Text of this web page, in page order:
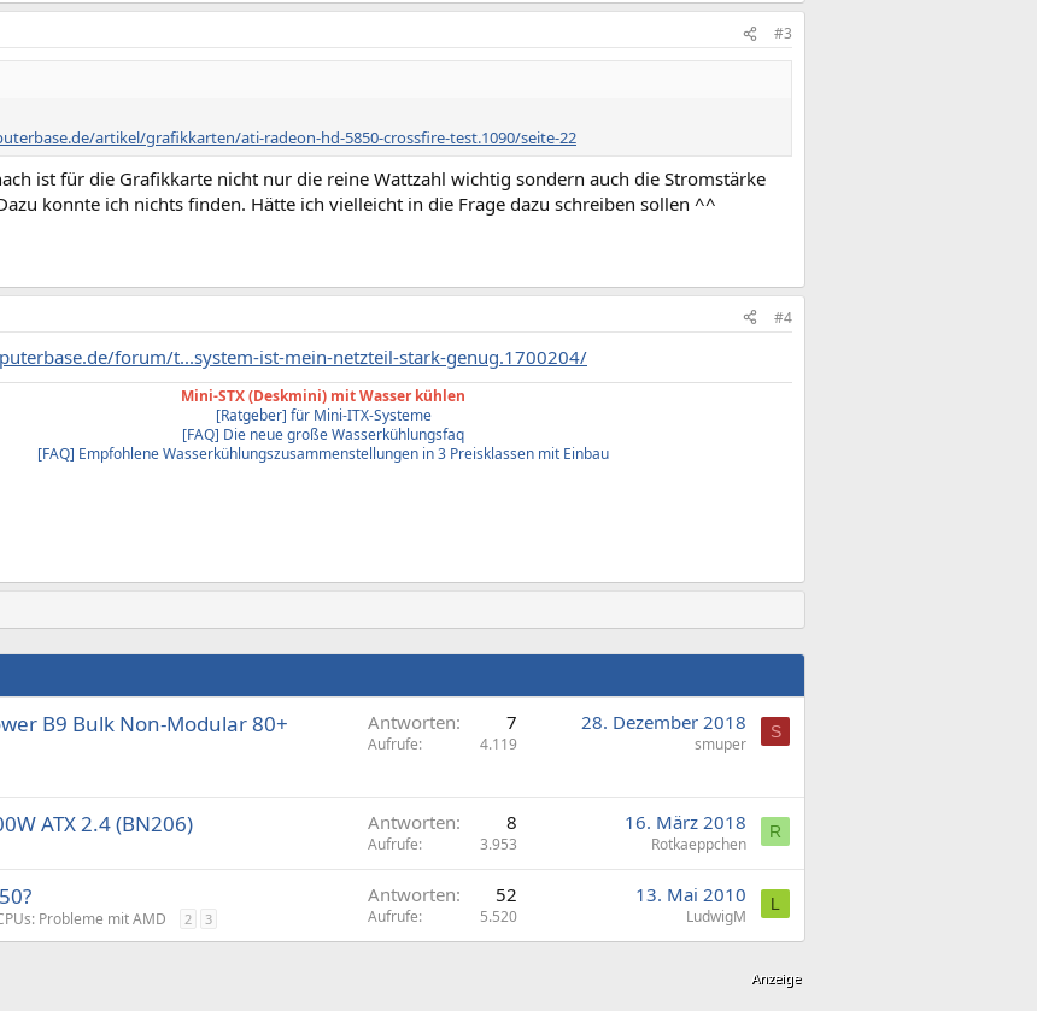
#3
artikel/grafikkarten/ati-radeon-hd-5850-crossfire-test.1090/seite-22
ist für die Grafikkarte nicht nur die reine Wattzahl wichtig sondern auch die Stromstärke
konnte ich nichts finden. Hätte ich vielleicht in die Frage dazu schreiben sollen ^^
#4
forum/t...system-ist-mein-netzteil-stark-genug.1700204/
Mini-STX (Deskmini) mit Wasser kühlen
[Ratgeber] für Mini-ITX-Systeme
[FAQ] Die neue große Wasserkühlungsfaq
[FAQ] Empfohlene Wasserkühlungszusammenstellungen in 3 Preisklassen mit Einbau
B9 Bulk Non-Modular 80+
Antworten 7
Aufrufe 4.119
28. Dezember 2018
smuper
S
ATX 2.4 (BN206) Antworten 8
Aufrufe 3.953
16. März 2018
Rotkaeppchen
R
Probleme mit AMD 2 3
Antworten 52
Aufrufe 5.520
13. Mai 2010
LudwigM
L